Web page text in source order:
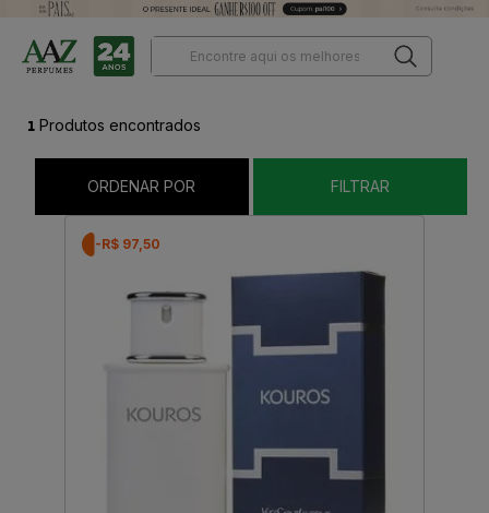
1 Produtos encontrados
ORDENAR POR FILTRAR
-R$ 97,50